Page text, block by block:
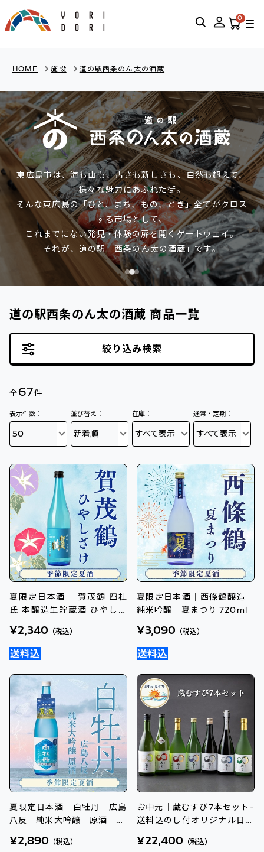
0
HOME 施設 道の駅西条のん太の酒蔵
東広島市は、海も山も、古さも新しさも、自然も超えて、
様々な魅力にあふれた街。
そんな東広島の「ひと、まち、もの、とき」全てがクロス
する市場として、
これまでにない発見・体験の扉を開くゲートウェイ。
それが、道の駅「西条のん太の酒蔵」です。
道の駅西条のん太の酒蔵 商品一覧
絞り込み検索
全67件
表示件数：
50
並び替え：
新着順
在庫：
すべて表示
通常・定期：
すべて表示
夏限定日本酒｜ 賀茂鶴 四杜
氏 本醸造生貯蔵酒 ひやしざ
¥2,340 （税込）
夏限定日本酒｜西條鶴醸造
純米吟醸 夏まつり 720ml
¥3,090 （税込）
夏限定日本酒｜白牡丹 広島
八反 純米大吟醸 原酒 72
¥2,890 （税込）
お中元｜蔵むすび7本セット-
送料込のし付オリジナル日本
¥22,400 （税込）